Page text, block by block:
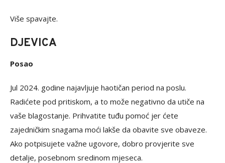
Više spavajte.
DJEVICA
Posao
Jul 2024. godine najavljuje haotičan period na poslu.
Radićete pod pritiskom, a to može negativno da utiče na
vaše blagostanje. Prihvatite tuđu pomoć jer ćete
zajedničkim snagama moći lakše da obavite sve obaveze.
Ako potpisujete važne ugovore, dobro provjerite sve
detalje, posebnom sredinom mjeseca.